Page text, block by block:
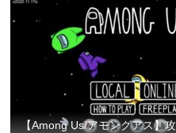
【Among Us/アモングアス】